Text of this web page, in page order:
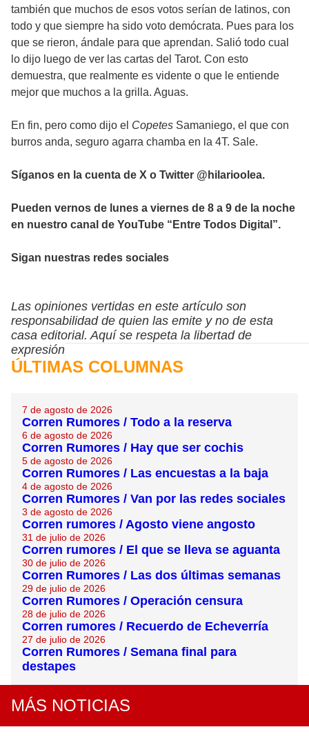
también que muchos de esos votos serían de latinos, con
todo y que siempre ha sido voto demócrata. Pues para los
que se rieron, ándale para que aprendan. Salió todo cual
lo dijo luego de ver las cartas del Tarot. Con esto
demuestra, que realmente es vidente o que le entiende
mejor que muchos a la grilla. Aguas.
En fin, pero como dijo el Copetes Samaniego, el que con
burros anda, seguro agarra chamba en la 4T. Sale.
Síganos en la cuenta de X o Twitter @hilarioolea.
Pueden vernos de lunes a viernes de 8 a 9 de la noche
en nuestro canal de YouTube “Entre Todos Digital”.
Sigan nuestras redes sociales
Las opiniones vertidas en este artículo son
responsabilidad de quien las emite y no de esta
casa editorial. Aquí se respeta la libertad de
expresión
ÚLTIMAS COLUMNAS
7 de agosto de 2026
Corren Rumores / Todo a la reserva
6 de agosto de 2026
Corren Rumores / Hay que ser cochis
5 de agosto de 2026
Corren Rumores / Las encuestas a la baja
4 de agosto de 2026
Corren Rumores / Van por las redes sociales
3 de agosto de 2026
Corren rumores / Agosto viene angosto
31 de julio de 2026
Corren rumores / El que se lleva se aguanta
30 de julio de 2026
Corren Rumores / Las dos últimas semanas
29 de julio de 2026
Corren Rumores / Operación censura
28 de julio de 2026
Corren rumores / Recuerdo de Echeverría
27 de julio de 2026
Corren Rumores / Semana final para
destapes
MÁS NOTICIAS